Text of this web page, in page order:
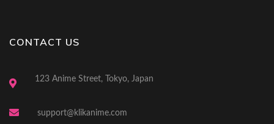
CONTACT US
123 Anime Street, Tokyo, Japan
support@klikanime.com